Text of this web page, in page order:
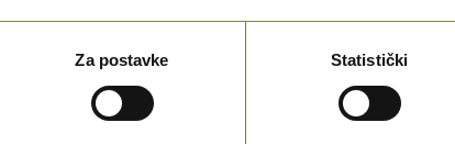
Za postavke Statistički